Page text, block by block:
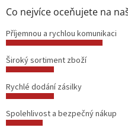
Co nejvíce oceňujete na
Příjemnou a rychlou komunikaci
Široký sortiment zboží
Rychlé dodání zásilky
Spolehlivost a bezpečný nákup